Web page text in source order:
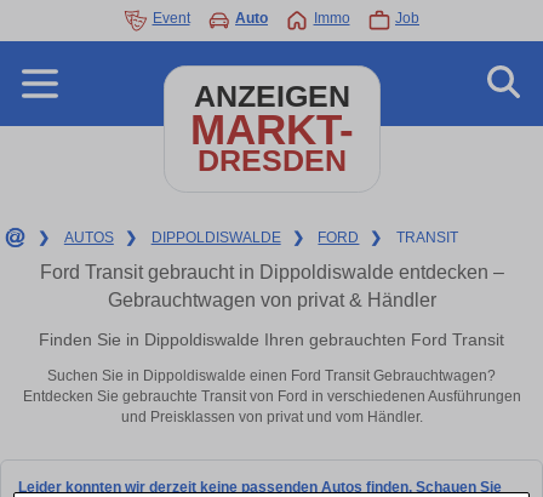
Event Auto Immo Job
ANZEIGEN
MARKT-
DRESDEN
❯ AUTOS ❯ DIPPOLDISWALDE ❯ FORD ❯ TRANSIT
Ford Transit gebraucht in Dippoldiswalde entdecken –
Gebrauchtwagen von privat & Händler
Finden Sie in Dippoldiswalde Ihren gebrauchten Ford Transit
Suchen Sie in Dippoldiswalde einen Ford Transit Gebrauchtwagen?
Entdecken Sie gebrauchte Transit von Ford in verschiedenen Ausführungen
und Preisklassen von privat und vom Händler.
Leider konnten wir derzeit keine passenden Autos finden. Schauen Sie